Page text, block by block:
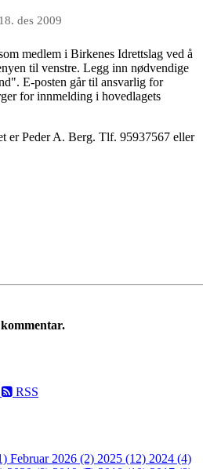
18. des 2009
medlem i Birkenes Idrettslag ved å
til venstre. Legg inn nødvendige
E-posten går til ansvarlig for
for innmelding i hovedlagets
er Peder A. Berg. Tlf. 95937567 eller
RSS
Februar 2026 (2) 2025 (12) 2024 (4)